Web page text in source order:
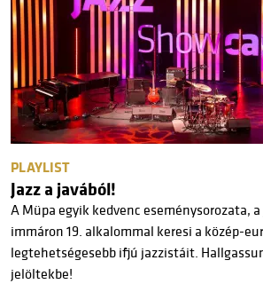
PLAYLIST
Jazz a javából!
A Müpa egyik kedvenc eseménysorozata, a
immáron 19. alkalommal keresi a közép-
legtehetségesebb ifjú jazzistáit.
jelöltekbe!